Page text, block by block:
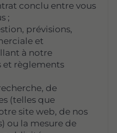
conclu entre vous
;
prévisions,
et
à notre
et règlements
de
(telles que
site web, de nos
ou la mesure de